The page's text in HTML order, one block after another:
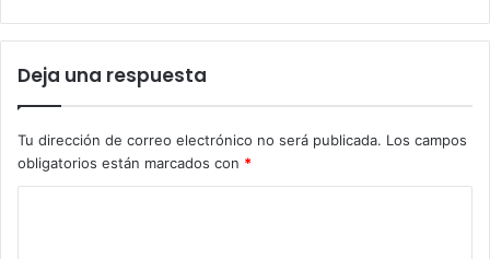
Deja una respuesta
Tu dirección de correo electrónico no será publicada. Los campos
obligatorios están marcados con *